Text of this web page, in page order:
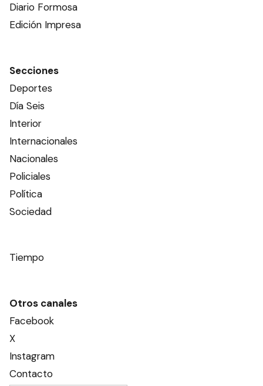
Diario Formosa
Edición Impresa
Secciones
Deportes
Día Seis
Interior
Internacionales
Nacionales
Policiales
Política
Sociedad
Tiempo
Otros canales
Facebook
X
Instagram
Contacto